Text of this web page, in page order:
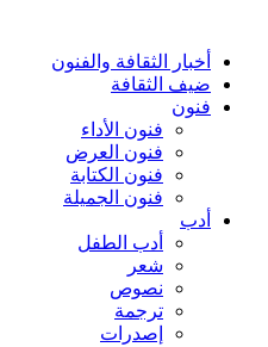
أخبار الثقافة والفنون
ضيف الثقافة
فنون
فنون الأداء
فنون العرض
فنون الكتابة
فنون الجميلة
أدب
أدب الطفل
شعر
نصوص
ترجمة
إصدرات